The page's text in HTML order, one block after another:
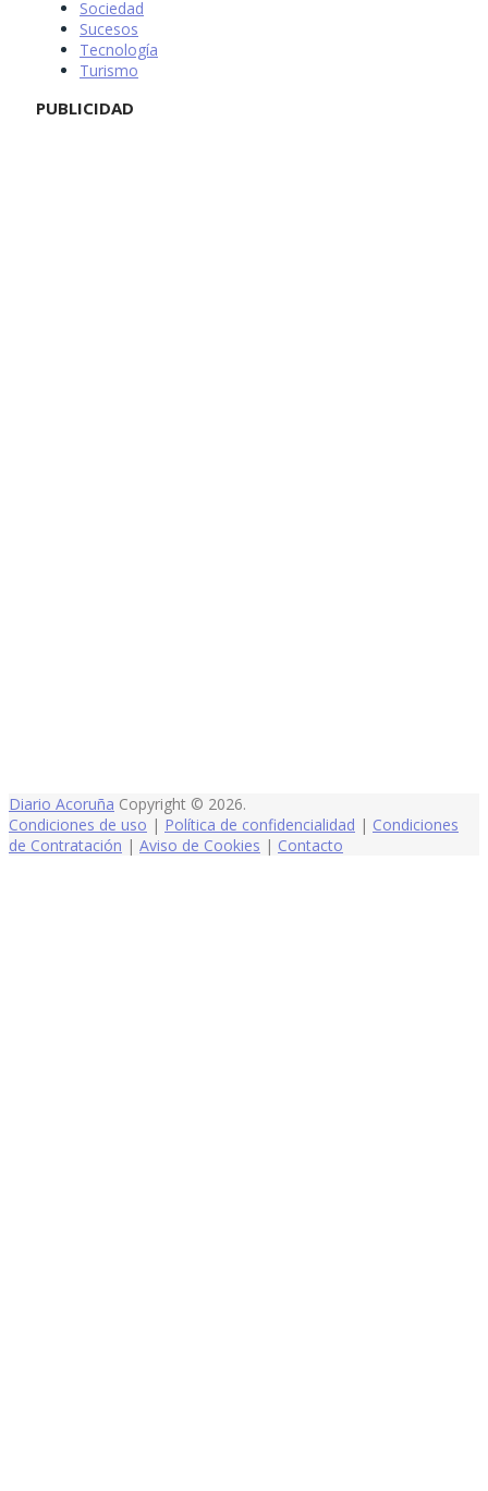
Sociedad
Sucesos
Tecnología
Turismo
PUBLICIDAD
Diario Acoruña Copyright © 2026.
Condiciones de uso | Política de confidencialidad | Condiciones
de Contratación | Aviso de Cookies | Contacto